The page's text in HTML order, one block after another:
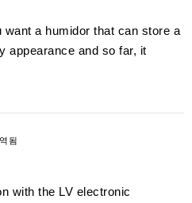
a humidor that can store a
appearance and so far, it
됨
with the LV electronic